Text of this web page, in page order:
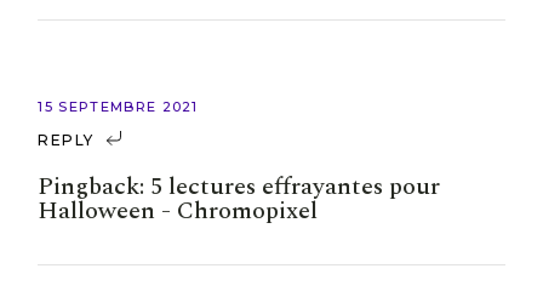
15 SEPTEMBRE 2021
REPLY
Pingback: 5 lectures effrayantes pour
Halloween - Chromopixel